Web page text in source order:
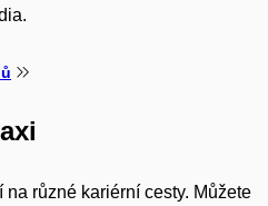
různé kariérní cesty. Můžete